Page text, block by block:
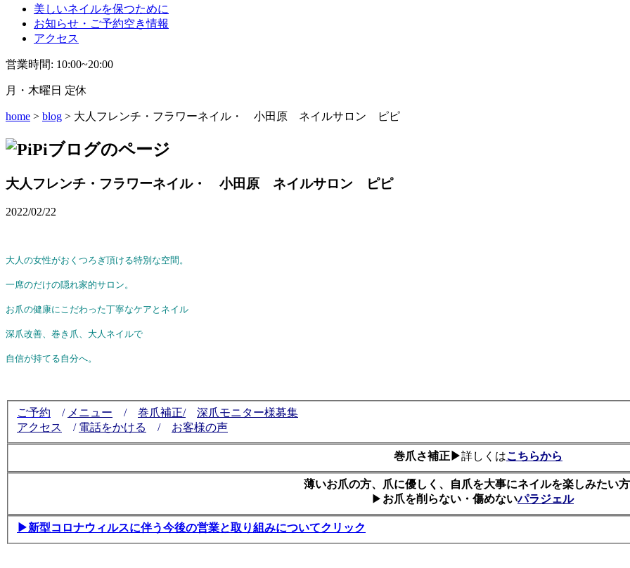
美しいネイルを保つために
お知らせ・ご予約空き情報
アクセス
営業時間: 10:00~20:00
月・木曜日 定休
home > blog > 大人フレンチ・フラワーネイル・ 小田原 ネイルサロン ピピ
大人フレンチ・フラワーネイル・ 小田原 ネイルサロン ピピ
2022/02/22
大人の女性がおくつろぎ頂ける特別な空間。
一席のだけの隠れ家的サロン。
お爪の健康にこだわった丁寧なケアとネイル
深爪改善、巻き爪、大人ネイルで
自信が持てる自分へ。
ご予約 / メニュー / 巻爪補正/
深爪モニター様募集
アクセス
/ 電話をかける / お客様の声
巻爪さ補正▶詳しくはこちらから
薄いお爪の方、爪に優しく、自爪を大事にネイルを楽しみたい
▶ お爪を削らない・傷めないパラジェル
▶新型コロナウィルスに伴う今後の営業と取り組みについてクリック